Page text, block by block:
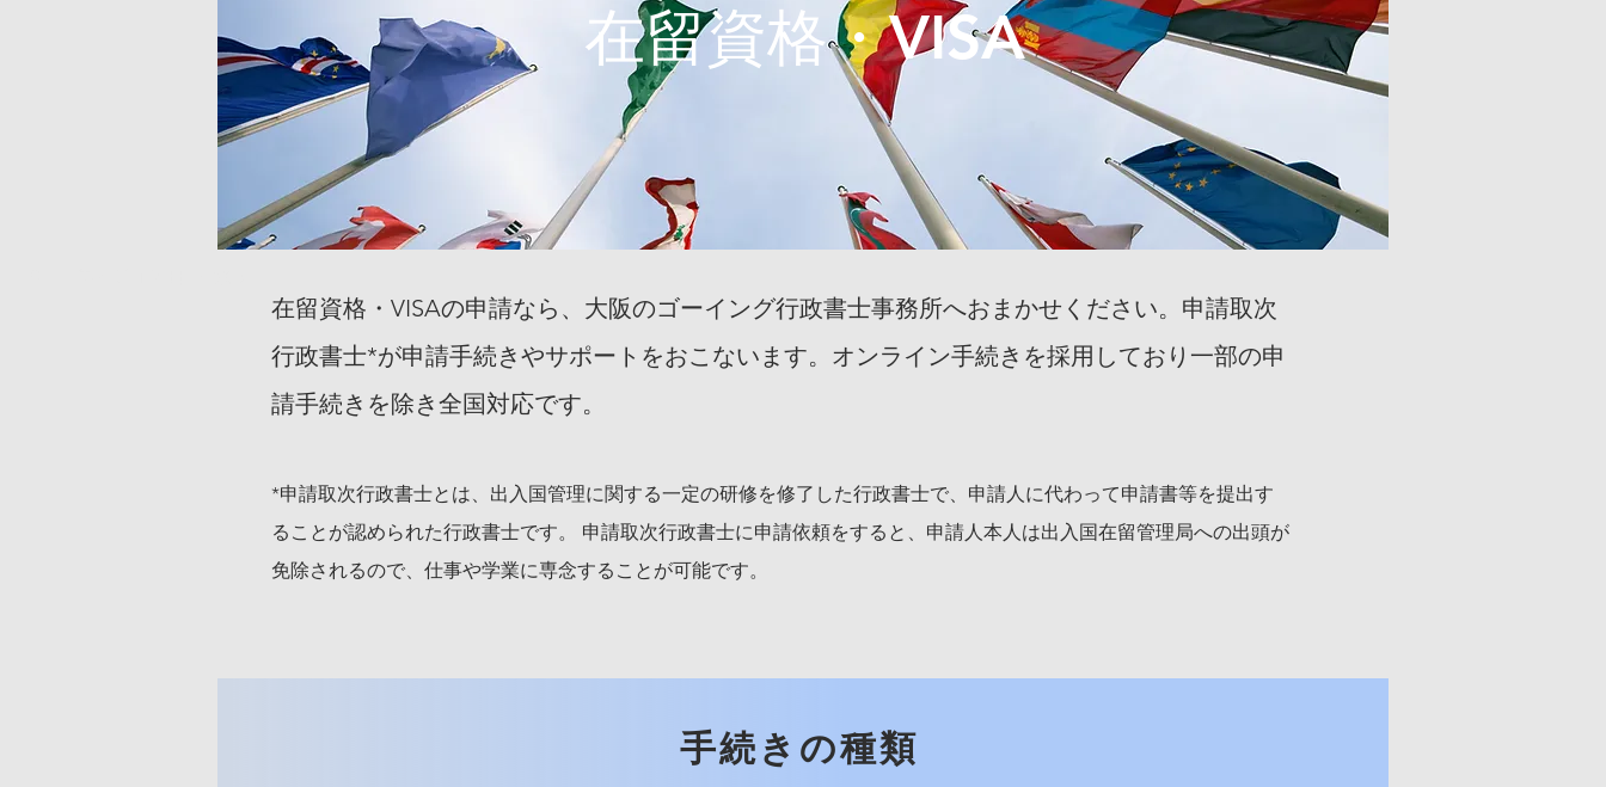
在留資格・VISA
在留資格・VISAの申請なら、大阪のゴーイング行政書士事務所へおまかせください。申請取次
行政書士*が申請手続きやサポートをおこないます。オンライン手続きを採用しており一部の申
請手続きを除き全国対応です。
*申請取次行政書士とは、出入国管理に関する一定の研修を修了した行政書士で、申請人に代わって申請書等を提出す
ることが認められた行政書士です。 申請取次行政書士に申請依頼をすると、申請人本人は出入国在留管理局への出頭が
免除されるので、仕事や学業に専念することが可能です。
手続きの種類